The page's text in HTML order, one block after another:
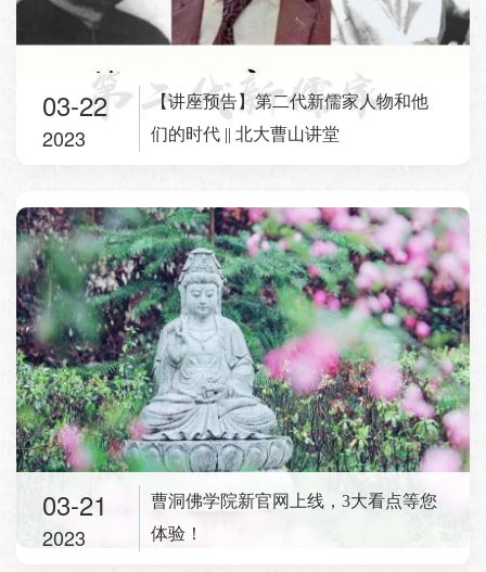
03-22
2023
【讲座预告】第二代新儒家人物和他
们的时代 || 北大曹山讲堂
03-21
2023
曹洞佛学院新官网上线，3大看点等您
体验！